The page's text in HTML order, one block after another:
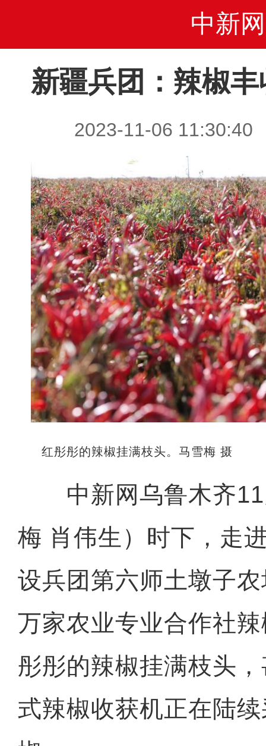
中新网
新疆兵团：辣椒
2023-11-06
红彤彤的辣椒挂满枝头。马雪梅 摄
中新网乌鲁木齐11
梅 肖伟生）时下，走
设兵团第六师土墩子
万家农业专业合作社
彤彤的辣椒挂满枝头
式辣椒收获机正在陆